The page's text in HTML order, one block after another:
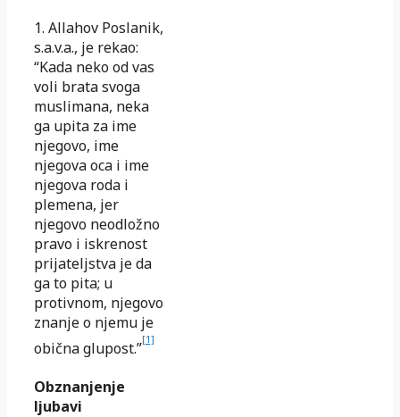
1. Allahov Poslanik,
s.a.v.a., je rekao:
“Kada neko od vas
voli brata svoga
muslimana, neka
ga upita za ime
njegovo, ime
njegova oca i ime
njegova roda i
plemena, jer
njegovo neodložno
pravo i iskrenost
prijateljstva je da
ga to pita; u
protivnom, njegovo
znanje o njemu je
obična glupost.”[1]
Obznanjenje
ljubavi